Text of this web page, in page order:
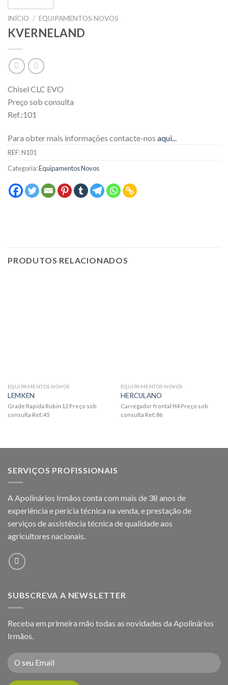
INÍCIO / EQUIPAMENTOS NOVOS
KVERNELAND
Chisel CLC EVO
Preço sob consulta
Ref.:101
Para obter mais informações contacte-nos aqui...
REF:N101
Categoria:Equipamentos Novos
PRODUTOS RELACIONADOS
EQUIPAMENTOS NOVOS
LEMKEN
Grade Rapida Rubin 12 Preço sob
consulta Ref.:45
EQUIPAMENTOS NOVOS
HERCULANO
Carregador frontal H4 Preço sob
consulta Ref.:86
SERVIÇOS PROFISSIONAIS
A Apolinários Irmãos conta com mais de 38 anos de
experiência e perícia técnica na venda, e prestação de
serviços de assistência técnica de qualidade aos
agricultores nacionais.
SUBSCREVA A NEWSLETTER
Receba em primeira mão todas as novidades da Apolinários
Irmãos.